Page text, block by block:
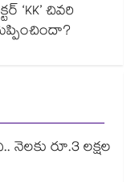
‘KK’ చివరి
నెలకు రూ.3 లక్షల